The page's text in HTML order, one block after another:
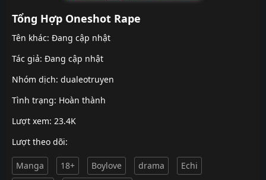
Tổng Hợp Oneshot Rape
Tên khác: Đang cập nhật
Tác giả: Đang cập nhật
Nhóm dịch: dualeotruyen
Tình trạng: Hoàn thành
Lượt xem: 23.4K
Lượt theo dõi:
Manga 18+ Boylove drama
Echi